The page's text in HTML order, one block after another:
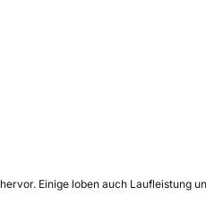
Einige loben auch